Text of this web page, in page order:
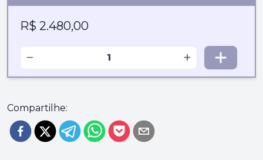
R$ 2.480,00
− +
Compartilhe: